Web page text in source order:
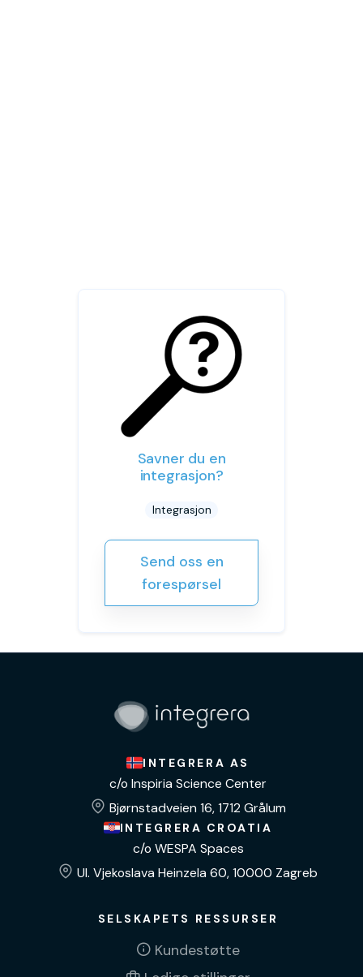
Savner du en
integrasjon?
Integrasjon
Send oss en
forespørsel
INTEGRERA AS
c/o Inspiria Science Center
Bjørnstadveien 16, 1712 Grålum
INTEGRERA CROATIA
c/o WESPA Spaces
Ul. Vjekoslava Heinzela 60, 10000 Zagreb
SELSKAPETS RESSURSER
Kundestøtte